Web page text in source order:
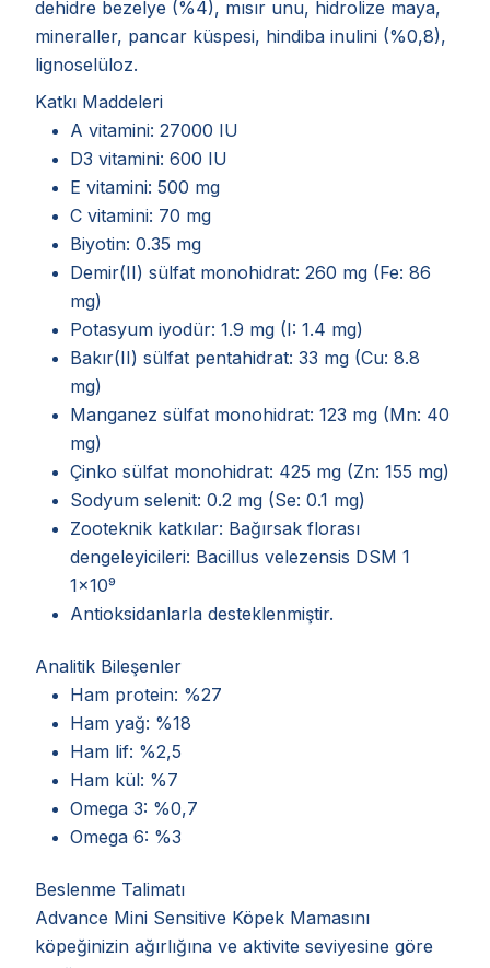
dehidre bezelye (%4), mısır unu, hidrolize maya,
mineraller, pancar küspesi, hindiba inulini (%0,8),
lignoselüloz.
Katkı Maddeleri
A vitamini: 27000 IU
D3 vitamini: 600 IU
E vitamini: 500 mg
C vitamini: 70 mg
Biyotin: 0.35 mg
Demir(II) sülfat monohidrat: 260 mg (Fe: 86
mg)
Potasyum iyodür: 1.9 mg (I: 1.4 mg)
Bakır(II) sülfat pentahidrat: 33 mg (Cu: 8.8
mg)
Manganez sülfat monohidrat: 123 mg (Mn: 40
mg)
Çinko sülfat monohidrat: 425 mg (Zn: 155 mg)
Sodyum selenit: 0.2 mg (Se: 0.1 mg)
Zooteknik katkılar: Bağırsak florası
dengeleyicileri: Bacillus velezensis DSM 1
1x10⁹
Antioksidanlarla desteklenmiştir.
Analitik Bileşenler
Ham protein: %27
Ham yağ: %18
Ham lif: %2,5
Ham kül: %7
Omega 3: %0,7
Omega 6: %3
Beslenme Talimatı
Advance Mini Sensitive Köpek Mamasını
köpeğinizin ağırlığına ve aktivite seviyesine göre